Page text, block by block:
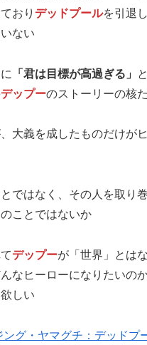
おり デッドプールを引退
ない
に 「君は目標が高過ぎる」
デップーのストーリーの核
大義を成したものだけが
ではなく、その人を取り
ことではないか
デップーが「世界」とは
なヒーローになりたいの
しい
ング・ヤマグチ：デッドプ